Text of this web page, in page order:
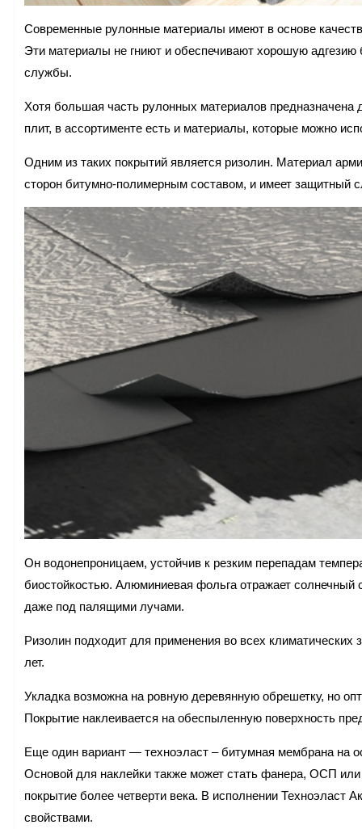
Современные рулонные материалы имеют в основе
Эти материалы не гниют и обеспечивают хорошую
службы.
Хотя большая часть рулонных материалов
плит, в ассортименте есть и материалы, которые можно
Одним из таких покрытий является ризолин. Материал
сторон битумно-полимерным составом, и имеет защитный
Он водонепроницаем, устойчив к резким перепадам
биостойкостью. Алюминиевая фольга отражает солнечный
даже под палящими лучами.
Ризолин подходит для применения во всех климатических
лет.
Укладка возможна на ровную деревянную обрешетку, но
Покрытие наклеивается на обеспыленную поверхность
Еще один вариант — техноэласт – битумная мембрана на
Основой для наклейки также может стать фанера, ОСП или
покрытие более четверти века. В исполнении Техноэласт
свойствами.